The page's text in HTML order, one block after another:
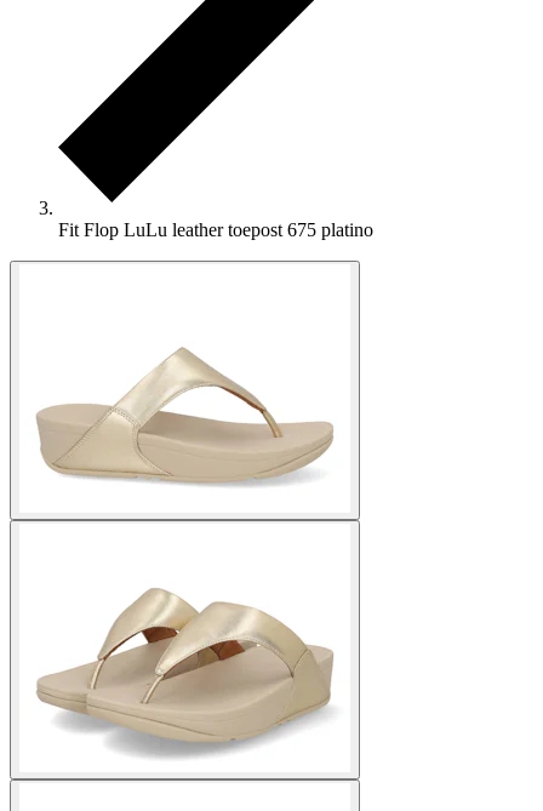
Fit Flop LuLu leather toepost 675 platino